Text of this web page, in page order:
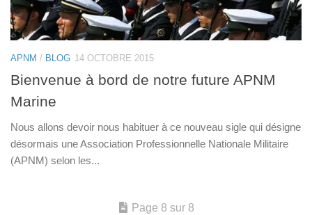
APNM / BLOG 14 OCTOBRE 2015
Bienvenue à bord de notre future APNM
Marine
Nous allons devoir nous habituer à ce nouveau sigle qui désigne
désormais une Association Professionnelle Nationale Militaire
(APNM) selon les...
Page 8 sur 8